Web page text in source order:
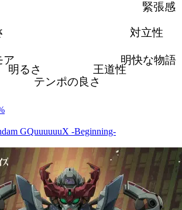
緊張感
対立性
明快な物語
王道性
テンポの良さ
明るさ
ア
GQuuuuuuX -Beginning-